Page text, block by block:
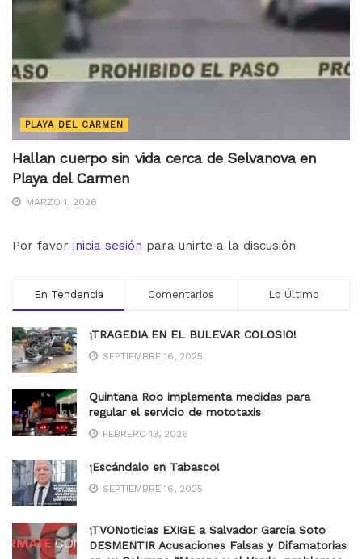
PLAYA DEL CARMEN
Hallan cuerpo sin vida cerca de Selvanova en
Playa del Carmen
MARZO 1, 2026
Por favor inicia sesión para unirte a la discusión
En Tendencia Comentarios Lo Último
¡TRAGEDIA EN EL BULEVAR COLOSIO!
SEPTIEMBRE 16, 2025
Quintana Roo implementa medidas para
regular el servicio de mototaxis
FEBRERO 13, 2026
¡Escándalo en Tabasco!
SEPTIEMBRE 16, 2025
¡TVONoticias EXIGE a Salvador García Soto
DESMENTIR Acusaciones Falsas y Difamatorias